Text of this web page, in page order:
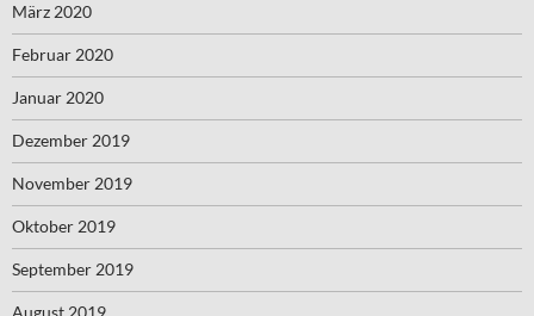
März 2020
Februar 2020
Januar 2020
Dezember 2019
November 2019
Oktober 2019
September 2019